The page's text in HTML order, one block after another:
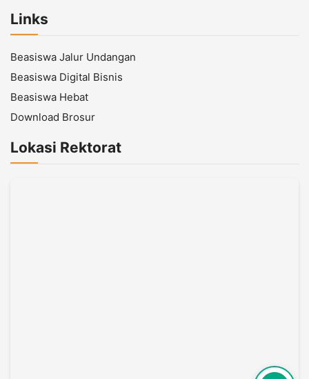
Links
Beasiswa Jalur Undangan
Beasiswa Digital Bisnis
Beasiswa Hebat
Download Brosur
Lokasi Rektorat